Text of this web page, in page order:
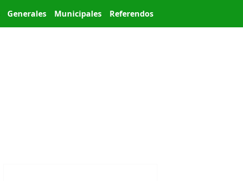
Generales Municipales Referendos